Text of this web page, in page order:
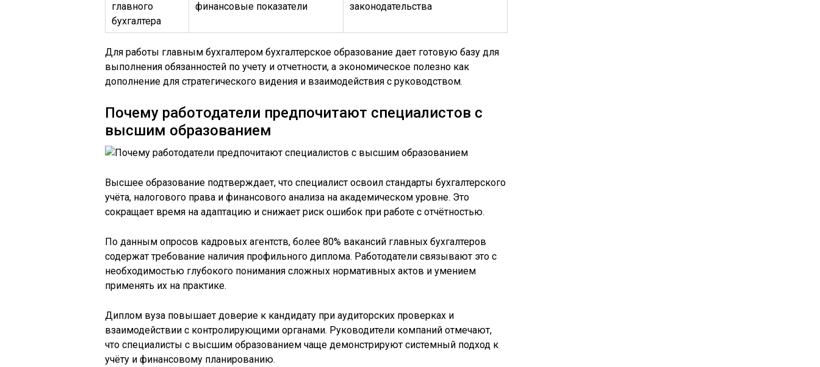
главного
бухгалтера
финансовые показатели
законодательства
Для работы главным бухгалтером бухгалтерское образование дает готовую базу для
выполнения обязанностей по учету и отчетности, а экономическое полезно как
дополнение для стратегического видения и взаимодействия с руководством.
Почему работодатели предпочитают специалистов с
высшим образованием
Высшее образование подтверждает, что специалист освоил стандарты бухгалтерского
учёта, налогового права и финансового анализа на академическом уровне. Это
сокращает время на адаптацию и снижает риск ошибок при работе с отчётностью.
По данным опросов кадровых агентств, более 80% вакансий главных бухгалтеров
содержат требование наличия профильного диплома. Работодатели связывают это с
необходимостью глубокого понимания сложных нормативных актов и умением
применять их на практике.
Диплом вуза повышает доверие к кандидату при аудиторских проверках и
взаимодействии с контролирующими органами. Руководители компаний отмечают,
что специалисты с высшим образованием чаще демонстрируют системный подход к
учёту и финансовому планированию.